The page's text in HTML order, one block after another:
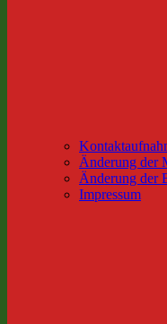
Änderung der
Änderung der
Impressum